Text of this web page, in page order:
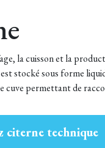
la cuisson et la
stocké sous forme
permettant de
citerne technique